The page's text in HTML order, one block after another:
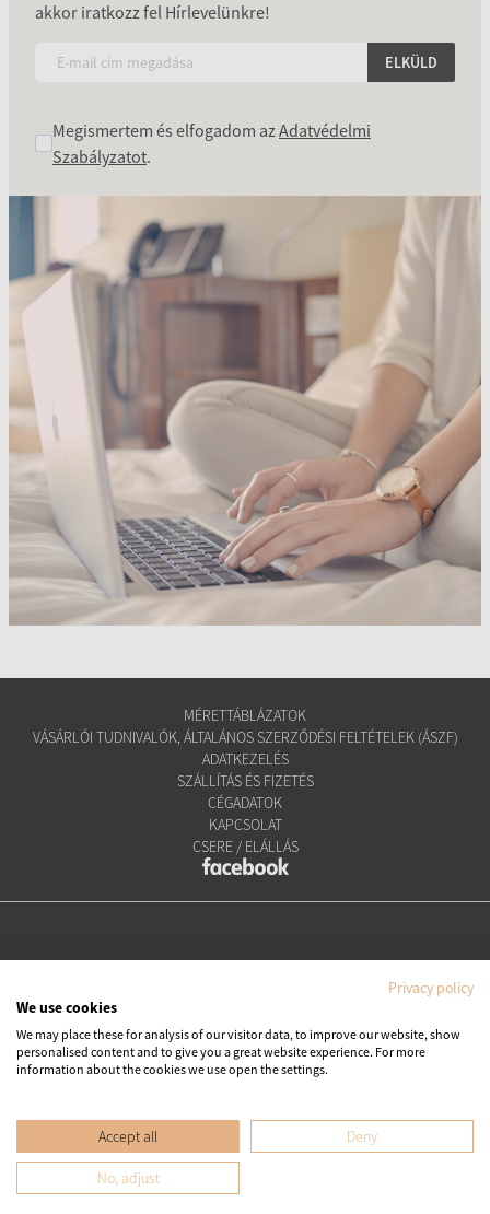
akkor iratkozz fel Hírlevelünkre!
ELKÜLD
Megismertem és elfogadom azAdatvédelmi
Szabályzatot.
MÉRETTÁBLÁZATOK
VÁSÁRLÓI TUDNIVALÓK, ÁLTALÁNOS SZERZŐDÉSI FELTÉTELEK (ÁSZF)
ADATKEZELÉS
SZÁLLÍTÁS ÉS FIZETÉS
CÉGADATOK
KAPCSOLAT
CSERE / ELÁLLÁS
Copyright © Ipanema Praia Kft.
Minden jog fenntartva. All rights reserved.
Privacy policy
We use cookies
We may place these for analysis of our visitor data, to improve our website, show
personalised content and to give you a great website experience. For more
information about the cookies we use open the settings.
Accept all Deny
No, adjust